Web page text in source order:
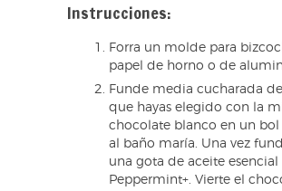
Instrucciones:
Forra un molde para
papel de horno o de
Funde media cucharada
que hayas elegido con la
chocolate blanco en un bol
al baño maría. Una vez
una gota de aceite esencial
Peppermint+. Vierte el